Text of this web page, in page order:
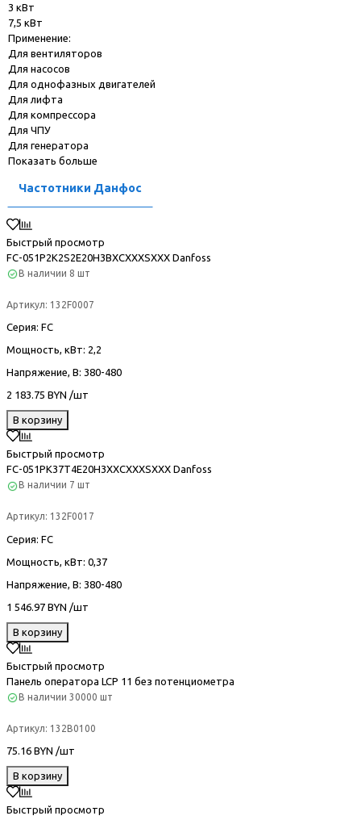
3 кВт
7,5 кВт
Применение:
Для вентиляторов
Для насосов
Для однофазных двигателей
Для лифта
Для компрессора
Для ЧПУ
Для генератора
Показать больше
Частотники Данфос
Быстрый просмотр
FC-051P2K2S2E20H3BXCXXXSXXX Danfoss
В наличии 8 шт
Артикул: 132F0007
Серия: FC
Мощность, кВт: 2,2
Напряжение, В: 380-480
2 183.75 BYN /шт
В корзину
Быстрый просмотр
FC-051PK37T4E20H3XXCXXXSXXX Danfoss
В наличии 7 шт
Артикул: 132F0017
Серия: FC
Мощность, кВт: 0,37
Напряжение, В: 380-480
1 546.97 BYN /шт
В корзину
Быстрый просмотр
Панель оператора LCP 11 без потенциометра
В наличии 30000 шт
Артикул: 132B0100
75.16 BYN /шт
В корзину
Быстрый просмотр